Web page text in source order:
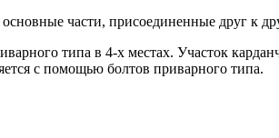
части, присоединенные друг к
типа в 4-х местах. Участок
с помощью болтов приварного типа.